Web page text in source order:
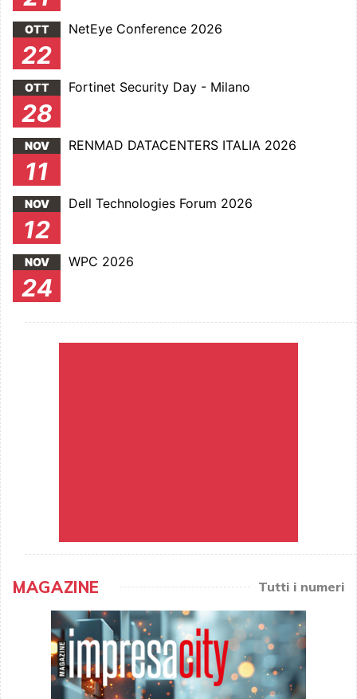
OTT
22
NetEye Conference 2026
OTT
28
Fortinet Security Day - Milano
NOV
11
RENMAD DATACENTERS ITALIA 2026
NOV
12
Dell Technologies Forum 2026
NOV
24
WPC 2026
MAGAZINE Tutti i numeri